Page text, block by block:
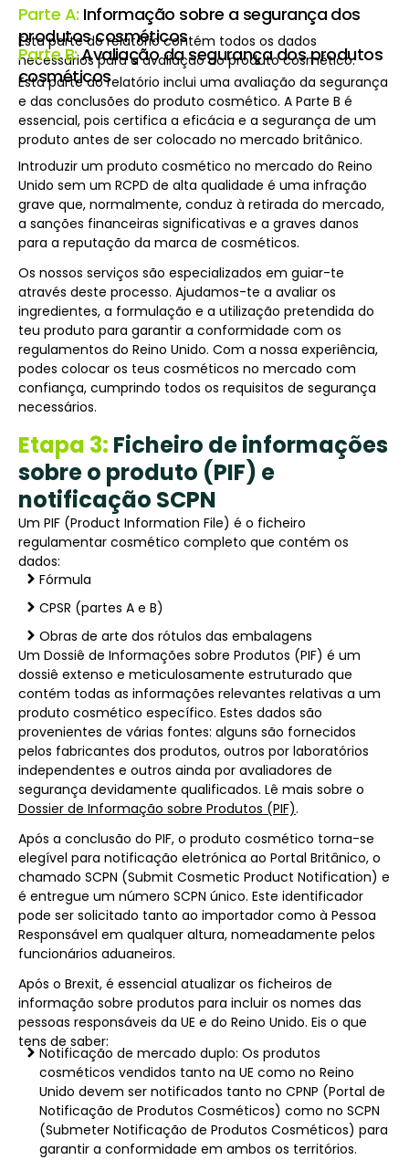
Parte A: Informação sobre a segurança dos
produtos cosméticos
Esta parte do relatório contém todos os dados
necessários para a avaliação do produto cosmético.
Parte B:Avaliação da segurança dos produtos
cosméticos
Esta parte do relatório inclui uma avaliação da segurança
e das conclusões do produto cosmético. A Parte B é
essencial, pois certifica a eficácia e a segurança de um
produto antes de ser colocado no mercado britânico.
Introduzir um produto cosmético no mercado do Reino
Unido sem um RCPD de alta qualidade é uma infração
grave que, normalmente, conduz à retirada do mercado,
a sanções financeiras significativas e a graves danos
para a reputação da marca de cosméticos.
Os nossos serviços são especializados em guiar-te
através deste processo. Ajudamos-te a avaliar os
ingredientes, a formulação e a utilização pretendida do
teu produto para garantir a conformidade com os
regulamentos do Reino Unido. Com a nossa experiência,
podes colocar os teus cosméticos no mercado com
confiança, cumprindo todos os requisitos de segurança
necessários.
Etapa 3: Ficheiro de informações
sobre o produto (PIF) e
notificação SCPN
Um PIF (Product Information File) é o ficheiro
regulamentar cosmético completo que contém os
dados:
Fórmula
CPSR (partes A e B)
Obras de arte dos rótulos das embalagens
Um Dossiê de Informações sobre Produtos (PIF) é um
dossiê extenso e meticulosamente estruturado que
contém todas as informações relevantes relativas a um
produto cosmético específico. Estes dados são
provenientes de várias fontes: alguns são fornecidos
pelos fabricantes dos produtos, outros por laboratórios
independentes e outros ainda por avaliadores de
segurança devidamente qualificados. Lê mais sobre o
Dossier de Informação sobre Produtos (PIF).
Após a conclusão do PIF, o produto cosmético torna-se
elegível para notificação eletrónica ao Portal Britânico, o
chamado SCPN (Submit Cosmetic Product Notification) e
é entregue um número SCPN único. Este identificador
pode ser solicitado tanto ao importador como à Pessoa
Responsável em qualquer altura, nomeadamente pelos
funcionários aduaneiros.
Após o Brexit, é essencial atualizar os ficheiros de
informação sobre produtos para incluir os nomes das
pessoas responsáveis da UE e do Reino Unido. Eis o que
tens de saber:
Notificação de mercado duplo: Os produtos
cosméticos vendidos tanto na UE como no Reino
Unido devem ser notificados tanto no CPNP (Portal de
Notificação de Produtos Cosméticos) como no SCPN
(Submeter Notificação de Produtos Cosméticos) para
garantir a conformidade em ambos os territórios.